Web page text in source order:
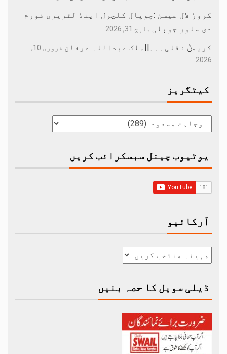
کروڑ لال عیسن :چوپال کلچرل اینڈ لٹریری فورم
دی سلور جوبلی مارچ 31, 2026
کریمݨ نقلی۔۔۔||ملک عبداللہ عرفان
فروری 10,
2026
کیٹگریز
یوٹیوب چینل سبسکرائب کریں
آرکائیو
ڈیلی سویل کا حصہ بنیں